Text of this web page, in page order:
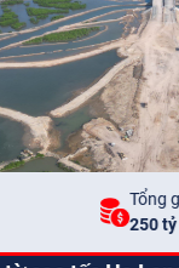
Chiều dài
4.00 Km
tốc Tiên Yên –